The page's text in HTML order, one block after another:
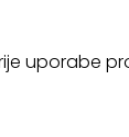
uporabe